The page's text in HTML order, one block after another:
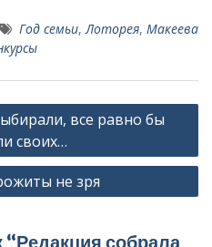
Год семьи,Лоторея, Макеева
все равно бы
своих…
не зря
собрала